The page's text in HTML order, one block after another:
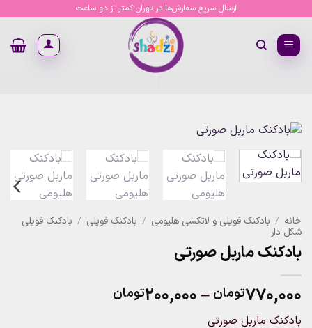
content
ارسال سریع سفارش‌ها در تهران کمتر از دو ساعت
خانه / بادکنک فویلی و لاتکسی هلیومی / بادکنک فویلی / بادکنک فویلی
شکل دار
بادکنک ماربل صورتی
۷۷۰,۰۰۰تومان –۲۰۰,۰۰۰تومان
بادکنک ماربل صورتی